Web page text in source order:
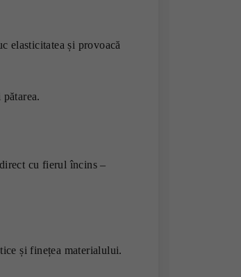
elasticitatea și provoacă
cu fierul încins –
și finețea materialului.